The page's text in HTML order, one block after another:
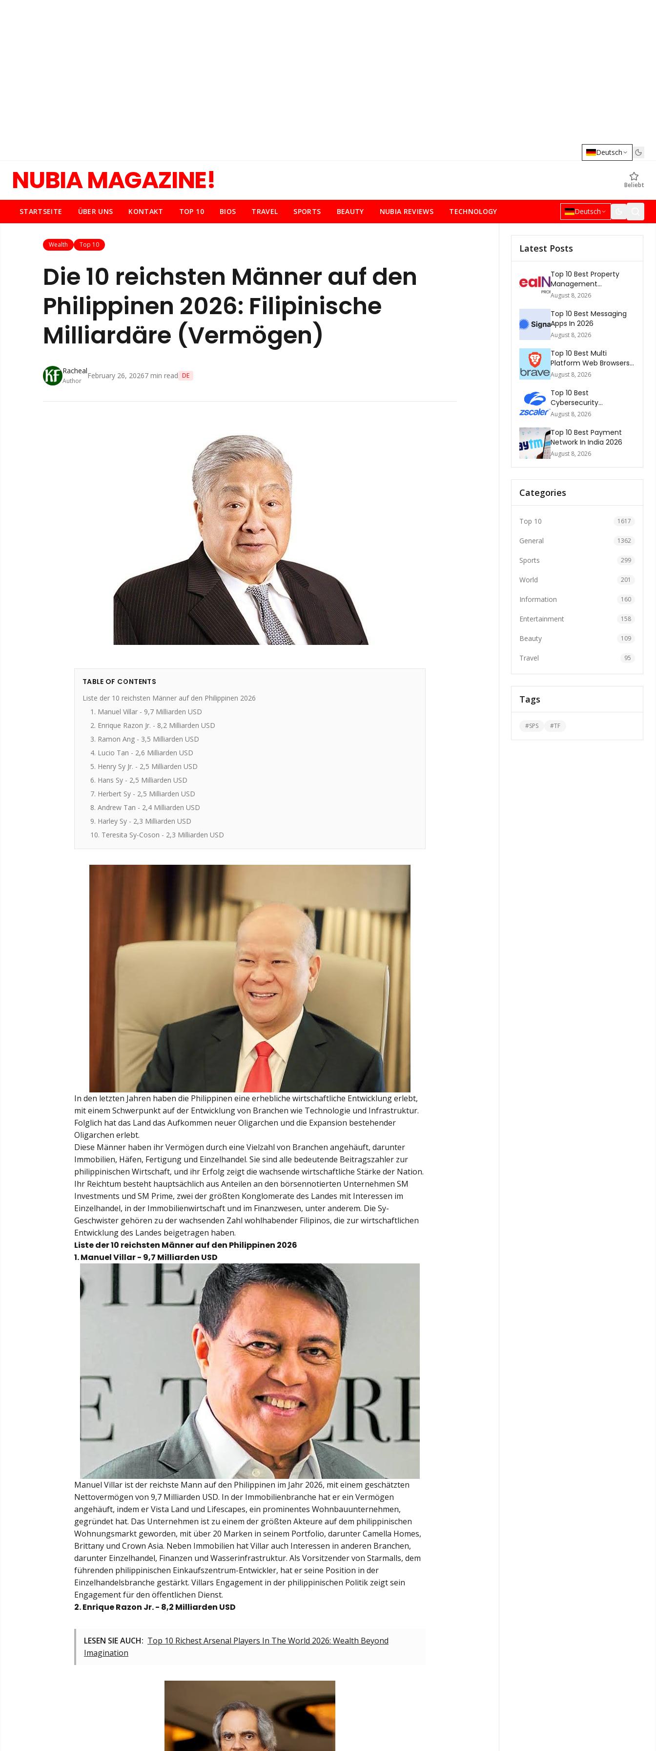
Deutsch
NUBIA MAGAZINE! Beliebt
STARTSEITE ÜBER UNS KONTAKT TOP 10 BIOS TRAVEL SPORTS BEAUTY NUBIA REVIEWS TECHNOLOGY Deutsch
Wealth Top 10
Die 10 reichsten Männer auf den
Philippinen 2026: Filipinische
Milliardäre (Vermögen)
Racheal
Author
February 26, 20267 min read DE
TABLE OF CONTENTS
Liste der 10 reichsten Männer auf den Philippinen 2026
1. Manuel Villar - 9,7 Milliarden USD
2. Enrique Razon Jr. - 8,2 Milliarden USD
3. Ramon Ang - 3,5 Milliarden USD
4. Lucio Tan - 2,6 Milliarden USD
5. Henry Sy Jr. - 2,5 Milliarden USD
6. Hans Sy - 2,5 Milliarden USD
7. Herbert Sy - 2,5 Milliarden USD
8. Andrew Tan - 2,4 Milliarden USD
9. Harley Sy - 2,3 Milliarden USD
10. Teresita Sy-Coson - 2,3 Milliarden USD
In den letzten Jahren haben die Philippinen eine erhebliche wirtschaftliche Entwicklung erlebt,
mit einem Schwerpunkt auf der Entwicklung von Branchen wie Technologie und Infrastruktur.
Folglich hat das Land das Aufkommen neuer Oligarchen und die Expansion bestehender
Oligarchen erlebt.
Diese Männer haben ihr Vermögen durch eine Vielzahl von Branchen angehäuft, darunter
Immobilien, Häfen, Fertigung und Einzelhandel. Sie sind alle bedeutende Beitragszahler zur
philippinischen Wirtschaft, und ihr Erfolg zeigt die wachsende wirtschaftliche Stärke der Nation.
Ihr Reichtum besteht hauptsächlich aus Anteilen an den börsennotierten Unternehmen SM
Investments und SM Prime, zwei der größten Konglomerate des Landes mit Interessen im
Einzelhandel, in der Immobilienwirtschaft und im Finanzwesen, unter anderem. Die Sy-
Geschwister gehören zu der wachsenden Zahl wohlhabender Filipinos, die zur wirtschaftlichen
Entwicklung des Landes beigetragen haben.
Liste der 10 reichsten Männer auf den Philippinen 2026
1. Manuel Villar - 9,7 Milliarden USD
Manuel Villar ist der reichste Mann auf den Philippinen im Jahr 2026, mit einem geschätzten
Nettovermögen von 9,7 Milliarden USD. In der Immobilienbranche hat er ein Vermögen
angehäuft, indem er Vista Land und Lifescapes, ein prominentes Wohnbauunternehmen,
gegründet hat. Das Unternehmen ist zu einem der größten Akteure auf dem philippinischen
Wohnungsmarkt geworden, mit über 20 Marken in seinem Portfolio, darunter Camella Homes,
Brittany und Crown Asia. Neben Immobilien hat Villar auch Interessen in anderen Branchen,
darunter Einzelhandel, Finanzen und Wasserinfrastruktur. Als Vorsitzender von Starmalls, dem
führenden philippinischen Einkaufszentrum-Entwickler, hat er seine Position in der
Einzelhandelsbranche gestärkt. Villars Engagement in der philippinischen Politik zeigt sein
Engagement für den öffentlichen Dienst.
2. Enrique Razon Jr. - 8,2 Milliarden USD
LESEN SIE AUCH: Top 10 Richest Arsenal Players In The World 2026: Wealth Beyond
Imagination
Latest Posts
Top 10 Best Property
Management
Companies In South
August 8, 2026
Top 10 Best Messaging
Apps In 2026
August 8, 2026
Top 10 Best Multi
Platform Web Browsers
In The world 2026
August 8, 2026
Top 10 Best
Cybersecurity
Companies In America
August 8, 2026
Top 10 Best Payment
Network In India 2026
August 8, 2026
Categories
Top 10 1617
General 1362
Sports 299
World 201
Information 160
Entertainment 158
Beauty 109
Travel 95
Tags
#SPS #TF